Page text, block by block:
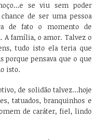
se viu sem poder
de ser uma pessoa
de fato o momento de
A família, o amor. Talvez o
tudo isto ela teria que
porque pensava que o que
isto.
de solidão talvez…hoje
tatuados, branquinhos e
de caráter, fiel, lindo